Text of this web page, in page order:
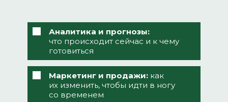
Аналитика и прогнозы:
что происходит сейчас и к чему
готовиться
Маркетинг и продажи: как
их изменить, чтобы идти в ногу
со временем